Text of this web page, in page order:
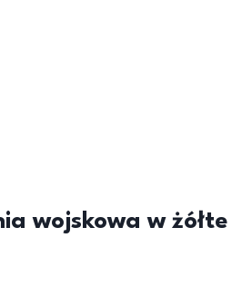
wojskowa w żółte